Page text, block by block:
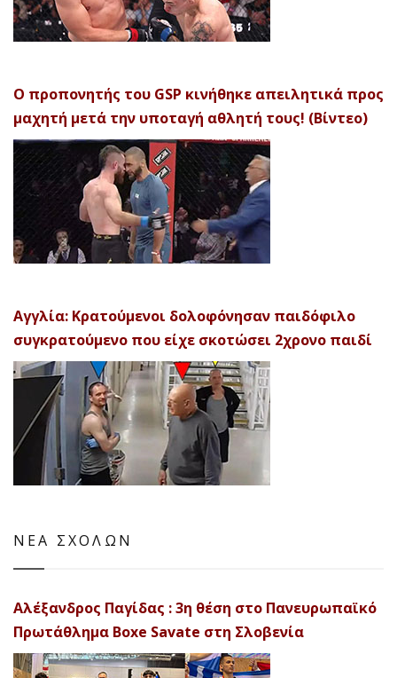
Ο προπονητής του GSP κινήθηκε απειλητικά προς
μαχητή μετά την υποταγή αθλητή τους! (Βίντεο)
Αγγλία: Κρατούμενοι δολοφόνησαν παιδόφιλο
συγκρατούμενο που είχε σκοτώσει 2χρονο παιδί
ΝΕΑ ΣΧΟΛΩΝ
Αλέξανδρος Παγίδας : 3η θέση στο Πανευρωπαϊκό
Πρωτάθλημα Boxe Savate στη Σλοβενία